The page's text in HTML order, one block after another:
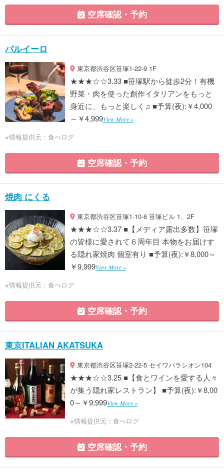
空席確認・予約
バルイーロ
東京都渋谷区笹塚1-22-9 1F
★★★☆☆3.33 ■笹塚駅から徒歩2分！有機
野菜・肉を使った創作イタリアンをもっと
身近に、もっと楽しく♫ ■予算(夜):￥4,000
～￥4,999View More »
※情報提供元：食べログ
空席確認・予約
焼肉 にくる
東京都渋谷区笹塚1-10-6 笹塚ビル 1、2F
★★★☆☆3.37 ■【メディア露出多数】笹塚
の皆様に愛されて６周年目 本物をお届けす
る隠れ家焼肉 個室有り ■予算(夜):￥8,000～
￥9,999View More »
※情報提供元：食べログ
空席確認・予約
東京ITALIAN AKATSUKA
東京都渋谷区笹塚2-22-5 セイワパラシオン104
★★★☆☆3.25 ■【食とワインを愛する人々
が集う隠れ家レストラン】 ■予算(夜):￥8,00
0～￥9,999View More »
※情報提供元：食べログ
空席確認・予約